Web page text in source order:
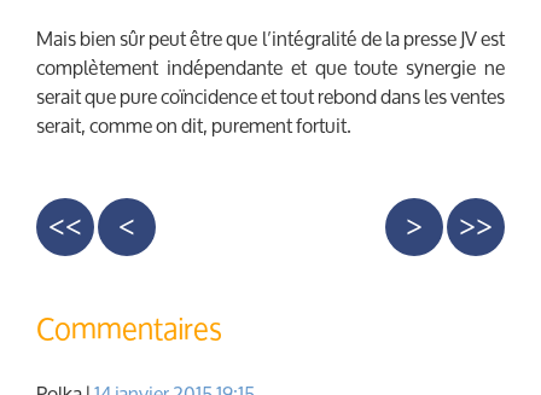
Mais bien sûr peut être que l’intégralité de la presse JV est
complètement indépendante et que toute synergie ne
serait que pure coïncidence et tout rebond dans les ventes
serait, comme on dit, purement fortuit.
<< < >
>>
Commentaires